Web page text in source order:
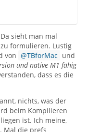
sieht man mal
formulieren. Lustig
von
TBforMac und
und native M1 fähig
dass es die
nichts, was der
beim Kompilieren
ist. Ich meine,
Mal die prefs